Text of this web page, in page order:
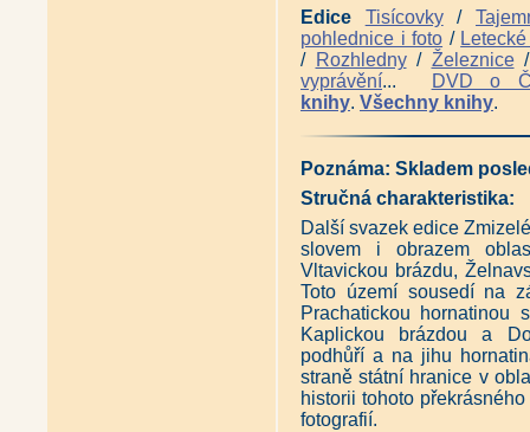
Edice Tisícovky/
pohlednice i foto /
/ Rozhledny/ Železnice
vyprávění...
DVD o
knihy. Všechny knihy.
Poznáma: Skladem
Stručná charakteristika:
Další svazek edice
slovem i obrazem
Vltavickou brázdu,
Toto území sousedí na
Prachatickou hornatinou
Kaplickou brázdou a
podhůří a na jihu
straně státní hranice v
historii tohoto
fotografií.